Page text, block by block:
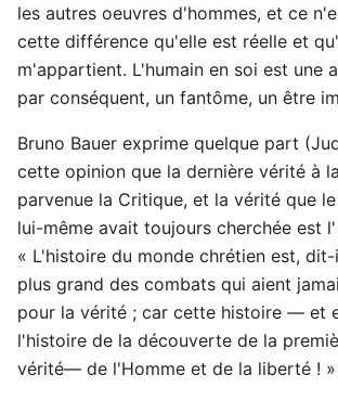
les autres oeuvres d'hommes, et ce
cette différence qu'elle est réelle et
m'appartient. L'humain en soi est une
par conséquent, un fantôme, un être
Bruno Bauer exprime quelque part
cette opinion que la dernière vérité à
parvenue la Critique, et la vérité que
lui-même avait toujours cherchée est
« L'histoire du monde chrétien est,
plus grand des combats qui aient
pour la vérité ; car cette histoire — et
l'histoire de la découverte de la
vérité— de l'Homme et de la liberté ! »